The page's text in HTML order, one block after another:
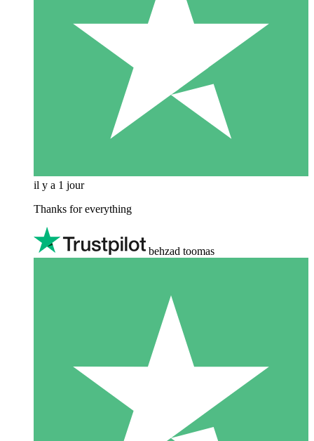
il y a 1 jour
Thanks for everything
behzad toomas